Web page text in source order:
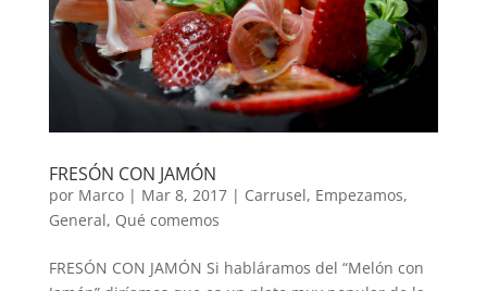
FRESÓN CON JAMÓN
por Marco| Mar 8, 2017| Carrusel, Empezamos,
General, Qué comemos
FRESÓN CON JAMÓN Si habláramos del “Melón con